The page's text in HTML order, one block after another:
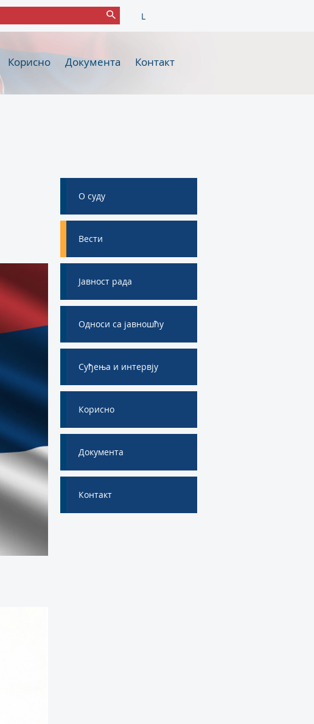
L
Корисно Документа Контакт
О суду
Вести
Јавност рада
Односи са јавношћу
Суђења и интервју
Корисно
Документа
Контакт